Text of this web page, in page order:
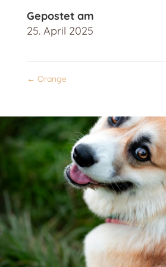
Gepostet am
25. April 2025
← Orange